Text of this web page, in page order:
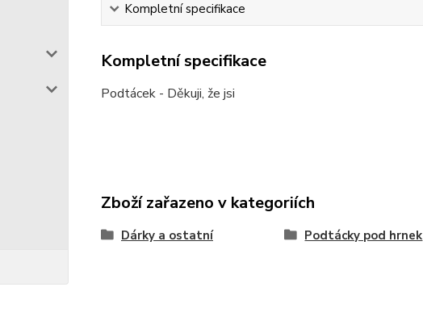
Kompletní specifikace
Kompletní specifikace
Podtácek - Děkuji, že jsi
Zboží zařazeno v kategoriích
Dárky a ostatní Podtácky pod hrnek